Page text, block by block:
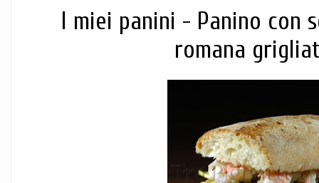
I miei panini - Panino con
romana